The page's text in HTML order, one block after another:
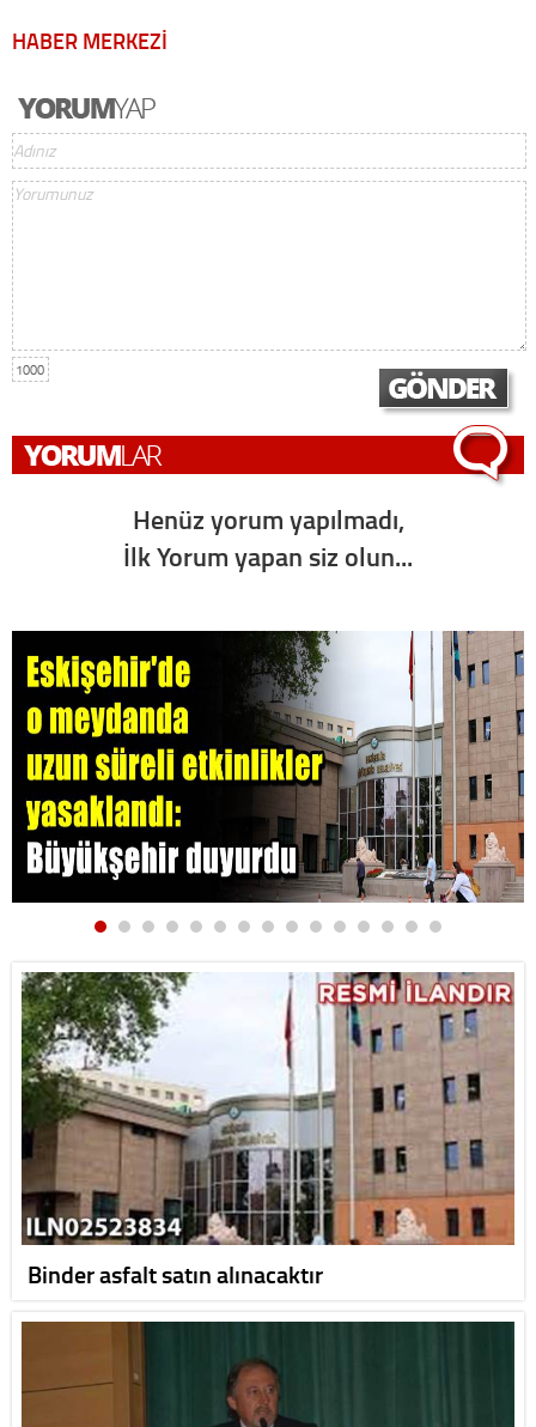
HABER MERKEZİ
1000
Henüz yorum yapılmadı,
İlk Yorum yapan siz olun...
Binder asfalt satın alınacaktır